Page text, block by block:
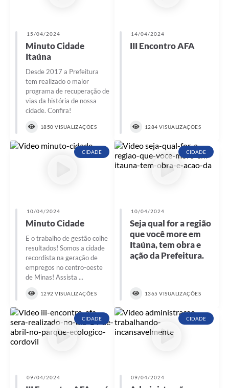
15/04/2024
Minuto Cidade
Itaúna
Desde 2017 a Prefeitura
tem realizado o maior
programa de recuperação de
vias da história de nossa
cidade. Confira!
1850 VISUALIZAÇÕES
14/04/2024
III Encontro AFA ️
1284 VISUALIZAÇÕES
CIDADE
10/04/2024
Minuto Cidade
E o trabalho de gestão colhe
resultados! Somos a cidade
recordista na geração de
empregos no centro-oeste
de Minas! Assista ...
1292 VISUALIZAÇÕES
CIDADE
10/04/2024
Seja qual for a região
que você more em
Itaúna, tem obra e
ação da Prefeitura.
1365 VISUALIZAÇÕES
CIDADE
09/04/2024
CIDADE
09/04/2024